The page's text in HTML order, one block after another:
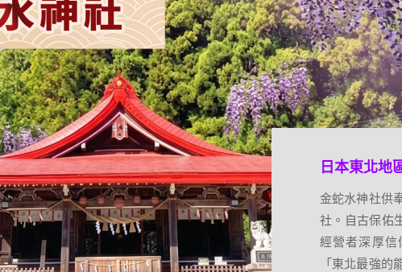
大正浪漫~
日本東北地
金蛇水神社供
社。自古保佑
經營者深厚信
「東北最強的